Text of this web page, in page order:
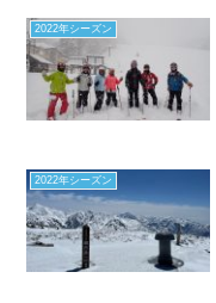
2022年シーズン
2022年シーズン